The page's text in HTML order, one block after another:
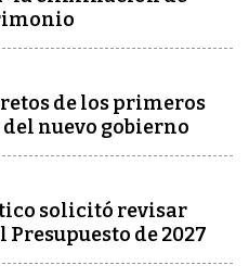
de los primeros
nuevo gobierno
solicitó revisar
Presupuesto de 2027